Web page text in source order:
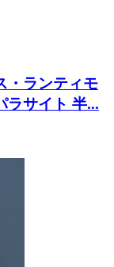
・ランティモ
ラサイト 半...